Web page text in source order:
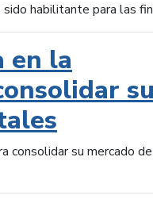
sido habilitante para las
en la
consolidar su mercado de